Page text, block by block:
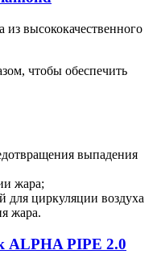
из высококачественного
чтобы обеспечить
выпадения
жара;
для циркуляции воздуха
жара.
ALPHA PIPE 2.0